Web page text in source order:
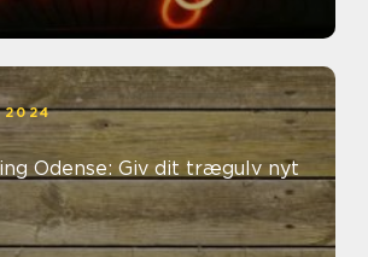
Odense: Giv dit trægulv nyt